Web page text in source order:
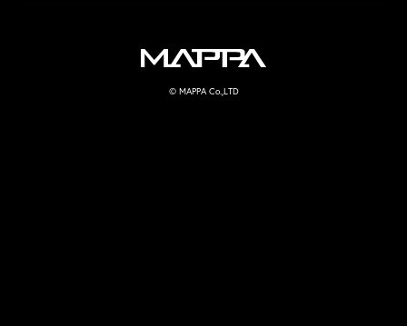
MAPPA
© MAPPA Co.,LTD